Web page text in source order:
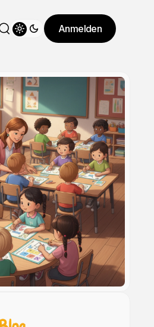
Theme wechseln
Anmelden